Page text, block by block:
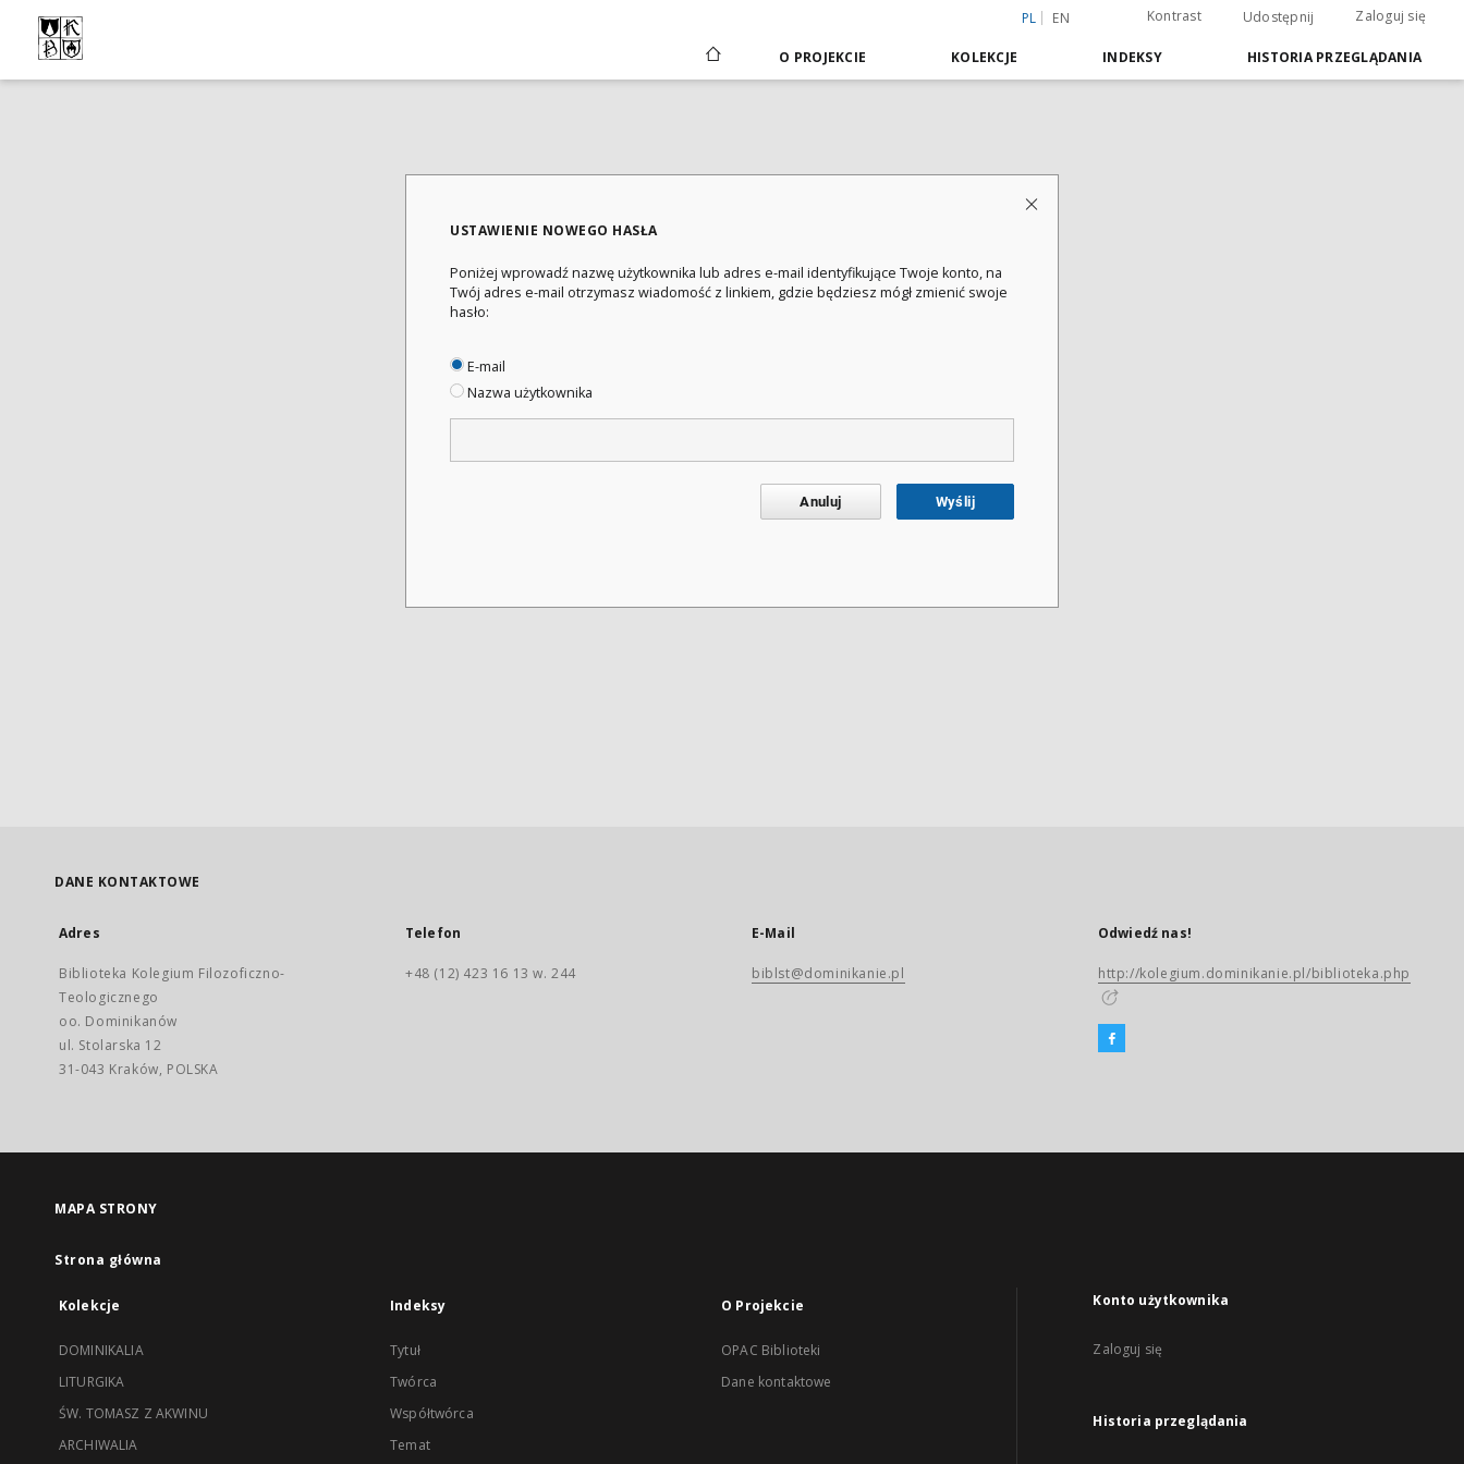
PL EN Kontrast Udostępnij Zaloguj się
O PROJEKCIE KOLEKCJE INDEKSY HISTORIA PRZEGLĄDANIA
USTAWIENIE NOWEGO HASŁA
Poniżej wprowadź nazwę użytkownika lub adres e-mail identyfikujące Twoje konto, na
Twój adres e-mail otrzymasz wiadomość z linkiem, gdzie będziesz mógł zmienić swoje
hasło:
E-mail
Nazwa użytkownika
Anuluj Wyślij
DANE KONTAKTOWE
Adres
Biblioteka Kolegium Filozoficzno-
Teologicznego
oo. Dominikanów
ul. Stolarska 12
31-043 Kraków, POLSKA
Telefon
+48 (12) 423 16 13 w. 244
E-Mail
biblst@dominikanie.pl
Odwiedź nas!
http://kolegium.dominikanie.pl/biblioteka.php
MAPA STRONY
Strona główna
Kolekcje
DOMINIKALIA
LITURGIKA
ŚW. TOMASZ Z AKWINU
ARCHIWALIA
Indeksy
Tytuł
Twórca
Współtwórca
Temat
O Projekcie
OPAC Biblioteki
Dane kontaktowe
Konto użytkownika
Zaloguj się
Historia przeglądania